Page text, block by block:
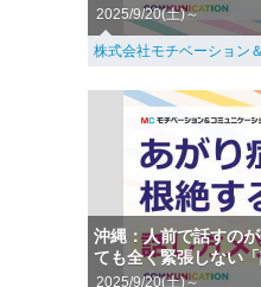
2025/9/20(土)～
株式会社モチベーション
沖縄：人前で話すの
ても全く緊張しない
2025/9/20(土)～